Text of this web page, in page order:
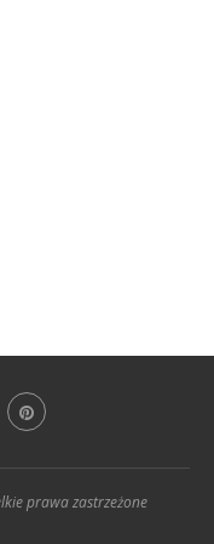
prawa zastrzeżone